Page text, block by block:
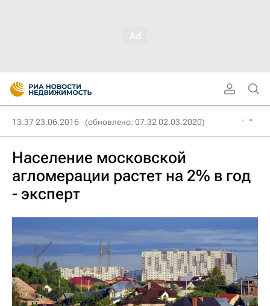
13:37 23.06.2016 (обновлено: 07:32 02.03.2020)
Население московской
агломерации растет на 2% в год
- эксперт